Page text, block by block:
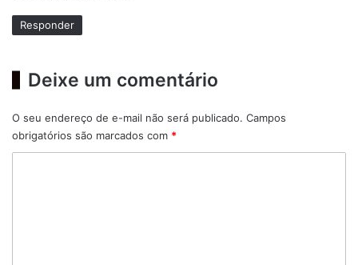
Responder
Deixe um comentário
O seu endereço de e-mail não será publicado. Campos
obrigatórios são marcados com *